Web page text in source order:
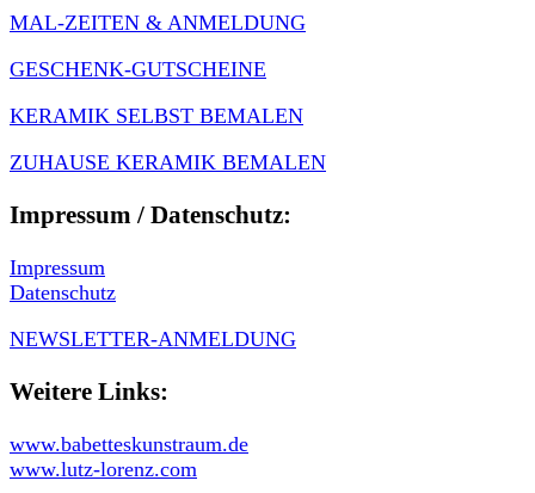
MAL-ZEITEN & ANMELDUNG
GESCHENK-GUTSCHEINE
KERAMIK SELBST BEMALEN
ZUHAUSE KERAMIK BEMALEN
Impressum / Datenschutz:
Impressum
Datenschutz
NEWSLETTER-ANMELDUNG
Weitere Links:
www.babetteskunstraum.de
www.lutz-lorenz.com